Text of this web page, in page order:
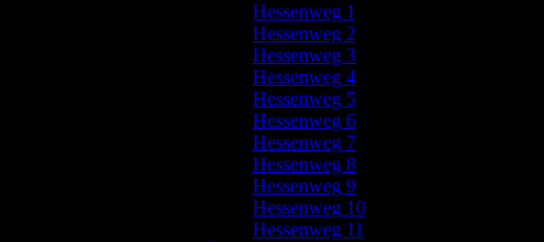
Hessenweg 1
Hessenweg 2
Hessenweg 3
Hessenweg 4
Hessenweg 5
Hessenweg 6
Hessenweg 7
Hessenweg 8
Hessenweg 9
Hessenweg 10
Hessenweg 11